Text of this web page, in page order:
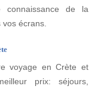
connaissance de la
écrans.
voyage en Crète et
prix: séjours,